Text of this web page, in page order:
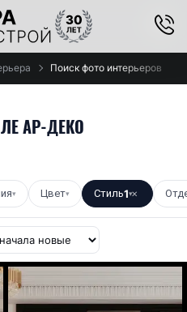
Поиск фото интерьеров
АР-ДЕКО
▾ Цвет▾ Стиль1▾✕
×